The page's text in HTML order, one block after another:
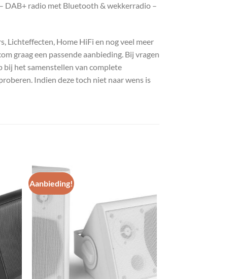
DAB+ radio met Bluetooth & wekkerradio –
Lichteffecten, Home HiFi en nog veel meer
graag een passende aanbieding. Bij vragen
bij het samenstellen van complete
Indien deze toch niet naar wens is
Aanbieding!
Toevoegen
aan
wenslijst